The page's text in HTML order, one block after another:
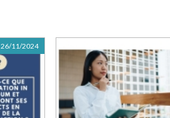
26/11/2024